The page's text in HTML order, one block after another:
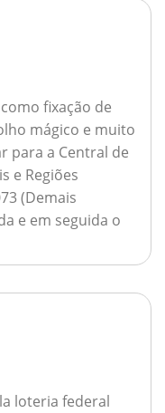
fixação de
mágico e muito
para a Central de
e Regiões
(Demais
e em seguida o
loteria federal